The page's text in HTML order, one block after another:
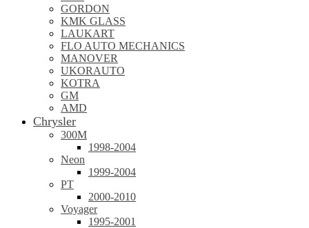
GORDON
KMK GLASS
LAUKART
FLO AUTO MECHANICS
MANOVER
UKORAUTO
KOTRA
GM
AMD
Chrysler
300M
1998-2004
Neon
1999-2004
PT
2000-2010
Voyager
1995-2001